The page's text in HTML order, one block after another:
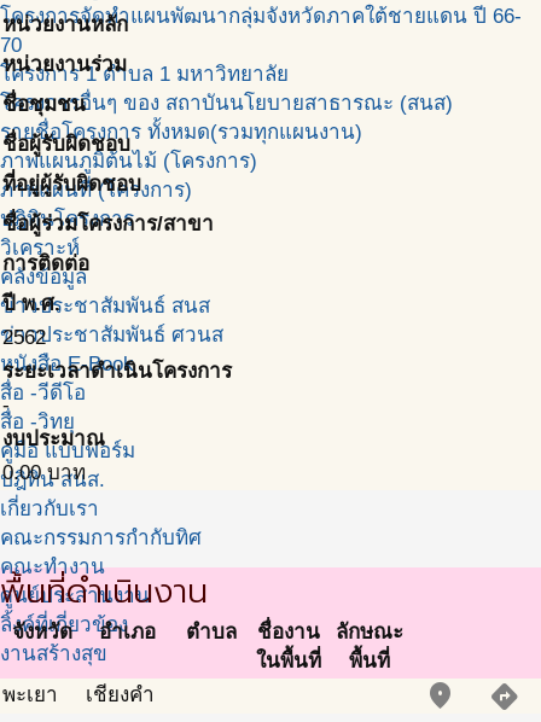
โครงการจัดทำแผนพัฒนากลุ่มจังหวัดภาคใต้ชายแดน ปี 66-
70
โครงการ 1 ตำบล 1 มหาวิทยาลัย
โครงการอื่นๆ ของ สถาบันนโยบายสาธารณะ (สนส)
รายชื่อโครงการ ทั้งหมด(รวมทุกแผนงาน)
ภาพแผนภูมิต้นไม้ (โครงการ)
ภาพแผนที่ (โครงการ)
ปฎิทินโครงการ
วิเคราะห์
คลังข้อมูล
ข่าวประชาสัมพันธ์ สนส
ข่าวประชาสัมพันธ์ ศวนส
หนังสือ E-Book
สื่อ -วีดีโอ
สื่อ -วิทยุ
คู่มือ แบบฟอร์ม
ปฎิทิน สนส.
เกี่ยวกับเรา
คณะกรรมการกำกับทิศ
คณะทำงาน
ศูนย์ประสานงาน
ลิ้งค์ที่เกี่ยวข้อง
งานสร้างสุข
หน่วยงานหลัก
หน่วยงานร่วม
ชื่อชุมชน
ชื่อผู้รับผิดชอบ
ที่อยู่ผู้รับผิดชอบ
ชื่อผู้ร่วมโครงการ/สาขา
การติดต่อ
ปี พ.ศ.
2562
ระยะเวลาดำเนินโครงการ
-
งบประมาณ
0.00บาท
พื้นที่ดำเนินงาน
จังหวัด อำเภอ ตำบล
ชื่องาน
ในพื้นที่
ลักษณะ
พื้นที่
พะเยา
เชียงคำ place directions